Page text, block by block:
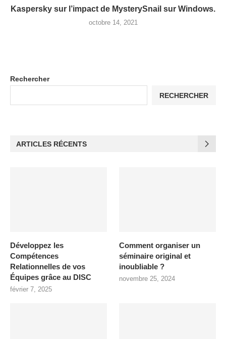
Kaspersky sur l’impact de MysterySnail sur Windows.
octobre 14, 2021
Rechercher
RECHERCHER
ARTICLES RÉCENTS
Développez les
Compétences
Relationnelles de vos
Équipes grâce au DISC
février 7, 2025
Comment organiser un
séminaire original et
inoubliable ?
novembre 25, 2024